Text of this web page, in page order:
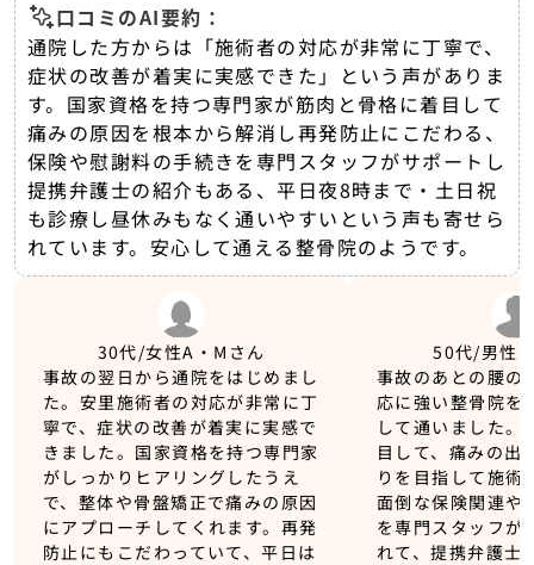
口コミのAI要約：
通院した方からは「施術者の対応が非常に丁寧で、
症状の改善が着実に実感できた」という声がありま
す。国家資格を持つ専門家が筋肉と骨格に着目して
痛みの原因を根本から解消し再発防止にこだわる、
保険や慰謝料の手続きを専門スタッフがサポートし
提携弁護士の紹介もある、平日夜8時まで・土日祝
も診療し昼休みもなく通いやすいという声も寄せら
れています。安心して通える整骨院のようです。
30代/女性A・Mさん
事故の翌日から通院をはじめまし
た。安里施術者の対応が非常に丁
寧で、症状の改善が着実に実感で
きました。国家資格を持つ専門家
がしっかりヒアリングしたうえ
で、整体や骨盤矯正で痛みの原因
にアプローチしてくれます。再発
防止にもこだわっていて、平日は
50代/男性
事故のあとの腰の
応に強い整骨院を
して通いました。
目して、痛みの出
りを目指して施術
面倒な保険関連や
を専門スタッフが
れて、提携弁護士